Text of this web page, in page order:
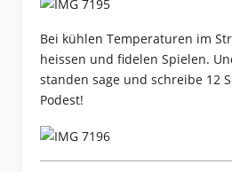
Bei kühlen Temperaturen im
heissen und fidelen Spielen.
standen sage und schreibe 12
Podest!